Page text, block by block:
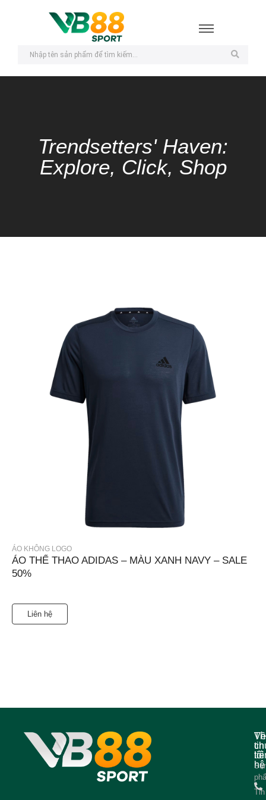
Trendsetters' Haven:
Explore, Click, Shop
ÁO KHÔNG LOGO
ÁO THỂ THAO ADIDAS – MÀU XANH NAVY – SALE
50%
Liên hệ
Về
tôi
Tin
tin
hệ